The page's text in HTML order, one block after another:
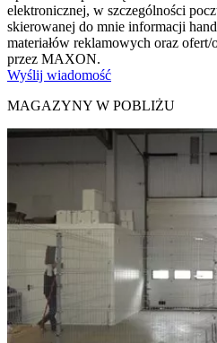
elektronicznej, w szczególności
skierowanej do mnie informacji
materiałów reklamowych oraz ofert/
przez MAXON.
Wyślij wiadomość
MAGAZYNY W POBLIŻU